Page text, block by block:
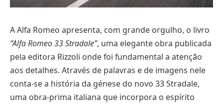
A Alfa Romeo apresenta, com grande orgulho, o livro
“Alfa Romeo 33 Stradale”, uma elegante obra publicada
pela editora Rizzoli onde foi fundamental a atenção
aos detalhes. Através de palavras e de imagens nele
conta-se a história da génese do novo 33 Stradale,
uma obra-prima italiana que incorpora o espírito